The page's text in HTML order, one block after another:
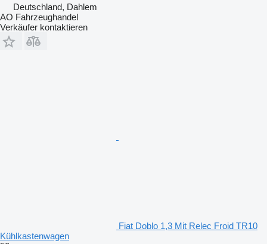
Deutschland, Dahlem
AO Fahrzeughandel
Verkäufer kontaktieren
Fiat Doblo 1,3 Mit Relec Froid TR10
Kühlkastenwagen